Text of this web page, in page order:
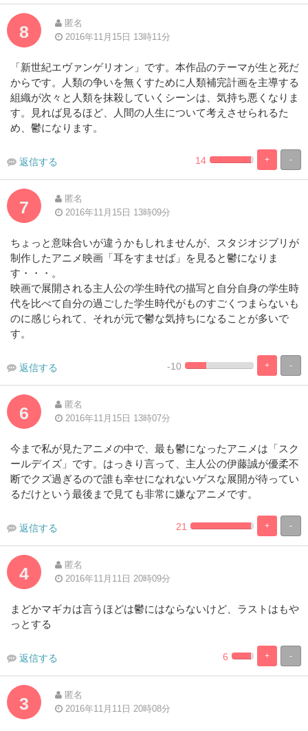
8
匿名
2016年11月15日 13時11分
「新世紀エヴァンゲリオン」です。本作品のテーマが生と死だ
からです。人類の争いを無くすために人類補完計画を主導する
組織が次々と人類を抹殺していくシーンは、気持ち悪くなりま
す。見れば見るほど、人間の人生について考えさせられるた
め、鬱になります。
-
+
2.2727272727273%
14
返信する
7
匿名
2016年11月15日 13時09分
ちょっと意味合いが違うかもしれませんが、スタジオジブリが
制作したアニメ映画「耳をすませば」を見ると鬱になりま
す・・・。
映画で展開される主人公の学生時代の描写と自分自身の学生時
代を比べて自分の過ごした学生時代がものすごくつまらないも
のに感じられて、それが元で鬱な気持ちになることが多いで
す。
-
+
2.2727272727273%
97.727272727273%
-10
返信する
6
匿名
2016年11月15日 13時07分
今まで私が見たアニメの中で、最も鬱になったアニメは「スク
ールデイズ」です。はっきり言って、主人公の伊藤誠が優柔不
断でクズ過ぎるので誰も幸せになれないゲスな展開が待ってい
るだけという最後まで見ても非常に嫌なアニメです。
-
+
2.2727272727273%
21
返信する
4
匿名
2016年11月11日 20時09分
まどかマギカは言うほどは鬱にはならないけど、ラストはもや
っとする
-
+
6
返信する
3
匿名
2016年11月11日 20時08分